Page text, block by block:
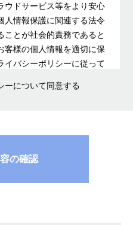
ウドサービス等をより安心
人情報保護に関連する法令
ことが社会的責務であると
客様の個人情報を適切に保
イバシーポリシーに従って
関する対策を実施し、個人
について同意する
の確認